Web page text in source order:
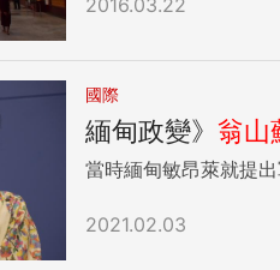
國際
緬甸政變》 翁山
當時緬甸敏昂萊就提
2021.02.03